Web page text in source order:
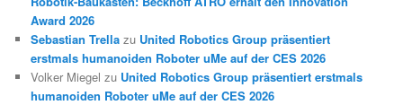
Award 2026
Sebastian Trella zu United Robotics Group präsentiert
erstmals humanoiden Roboter uMe auf der CES 2026
Volker Miegel zu United Robotics Group präsentiert erstmals
humanoiden Roboter uMe auf der CES 2026